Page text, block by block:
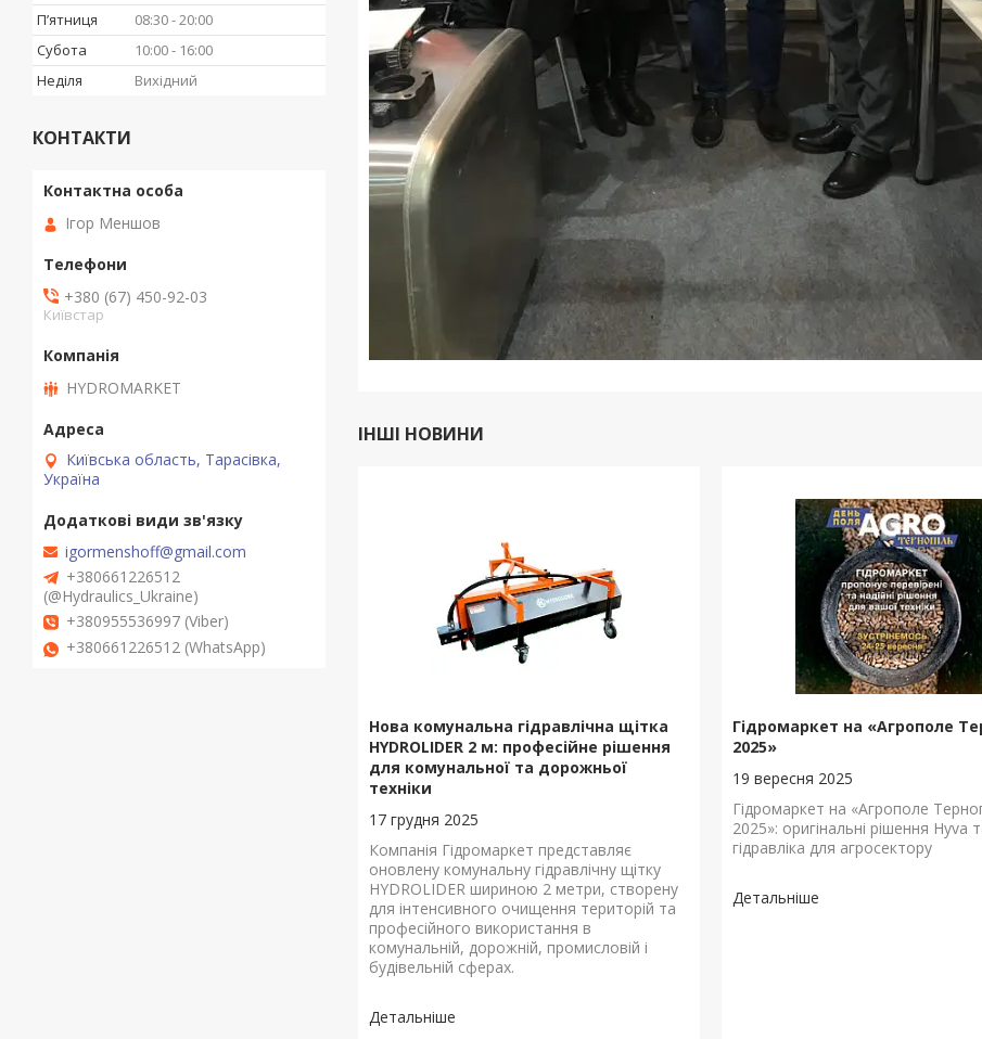
ІНШІ НОВИНИ
Нова комунальна гідравлічна щітка
HYDROLIDER 2 м: професійне рішення
для комунальної та дорожньої
техніки
17 грудня 2025
Компанія Гідромаркет представляє
оновлену комунальну гідравлічну щітку
HYDROLIDER шириною 2 метри, створену
для інтенсивного очищення територій та
професійного використання в
комунальній, дорожній, промисловій і
будівельній сферах.
Гідромаркет на «Агрополе
2025»
19 вересня 2025
Гідромаркет на «Агрополе
2025»: оригінальні рішення Hyva
гідравліка для агросектору
Пʼятниця
08:30 20:00
Субота
10:00
16:00
Неділя
Вихідний
КОНТАКТИ
Ігор Меншов
+380 (67) 450-92-03
Київстар
HYDROMARKET
Київська область, Тарасівка,
Україна
igormenshoff@gmail.com
+380661226512
(@Hydraulics_Ukraine)
+380955536997 (Viber)
+380661226512 (WhatsApp)